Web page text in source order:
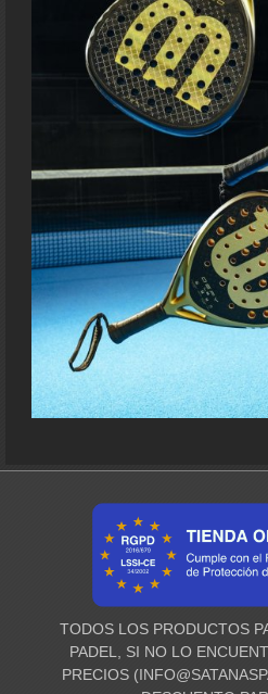
TODOS LOS PRODUCTOS
PADEL, SI NO LO
PRECIOS (